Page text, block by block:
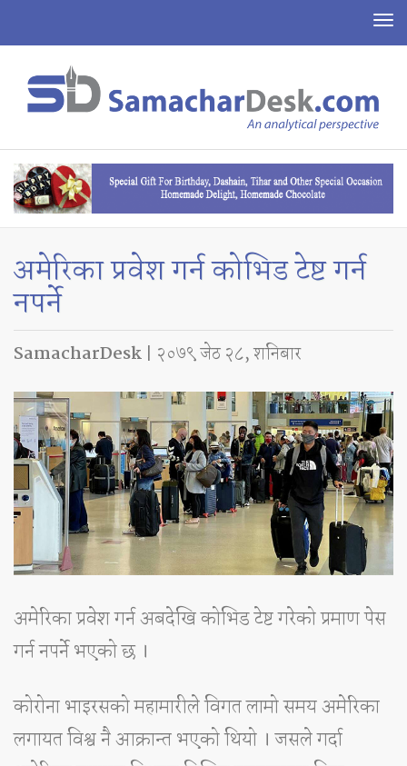
अमेरिका प्रवेश गर्न कोभिड टेष्ट गर्न
नपर्ने
SamacharDesk | २०७९ जेठ २८, शनिबार
अमेरिका प्रवेश गर्न अबदेखि कोभिड टेष्ट गरेको प्रमाण पेस
गर्न नपर्ने भएको छ ।
कोरोना भाइरसको महामारीले विगत लामो समय अमेरिका
लगायत विश्व नै आक्रान्त भएको थियो । जसले गर्दा